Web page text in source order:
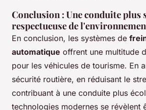
Conclusion : Une conduite plus
respectueuse de
En conclusion, les systèmes de
automatique offrent une multitude
pour les véhicules de tourisme. En
sécurité routière, en réduisant le
contribuant à une conduite plus
technologies modernes se révèlent